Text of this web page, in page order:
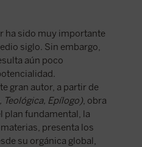
ha sido muy importante
siglo. Sin embargo,
aún poco
gran autor, a partir de
Teológica, Epílogo), obra
plan fundamental, la
presenta los
su orgánica global,